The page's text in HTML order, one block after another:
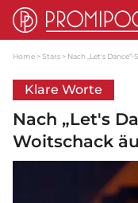
Home Stars Nach „Let's
Klare Worte
Nach „Let's
Woitschack